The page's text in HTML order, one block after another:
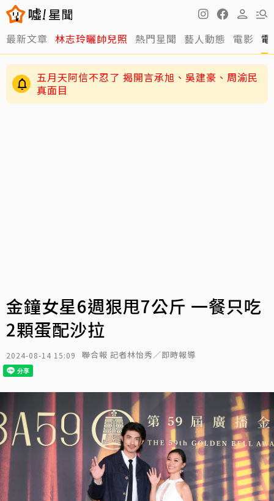
最新文章 林志玲曬帥兒照 熱門星聞 藝人動態 電影
五月天阿信不忍了 揭開言承旭、吳建豪、周渝民
真面目
金鐘女星6週狠甩7公斤 一餐只吃
2顆蛋配沙拉
2024-08-14 15:09 聯合報 記者林怡秀／即時報導